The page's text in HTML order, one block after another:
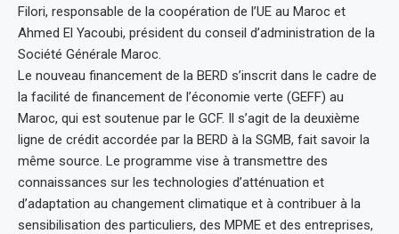
Filori, responsable de la coopération de l’UE au Maroc et
Ahmed El Yacoubi, président du conseil d’administration de la
Société Générale Maroc.
Le nouveau financement de la BERD s’inscrit dans le cadre de
la facilité de financement de l’économie verte (GEFF) au
Maroc, qui est soutenue par le GCF. Il s’agit de la deuxième
ligne de crédit accordée par la BERD à la SGMB, fait savoir la
même source. Le programme vise à transmettre des
connaissances sur les technologies d’atténuation et
d’adaptation au changement climatique et à contribuer à la
sensibilisation des particuliers, des MPME et des entreprises,